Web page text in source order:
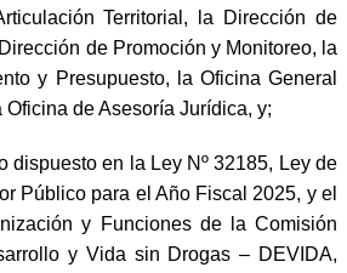
Territorial, la Dirección de
de Promoción y Monitoreo, la
y Presupuesto, la Oficina General
de Asesoría Jurídica, y;
dispuesto en la Ley Nº 32185, Ley de
Público para el Año Fiscal 2025, y el
y Funciones de la Comisión
y Vida sin Drogas – DEVIDA,